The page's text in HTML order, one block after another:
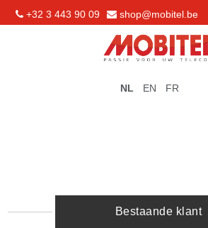
+32 3 443 90 09 shop@mobitel.be
NL EN FR
Bestaande klant